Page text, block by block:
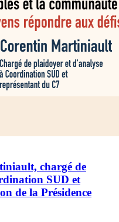
chargé de
SUD et
de la Présidence